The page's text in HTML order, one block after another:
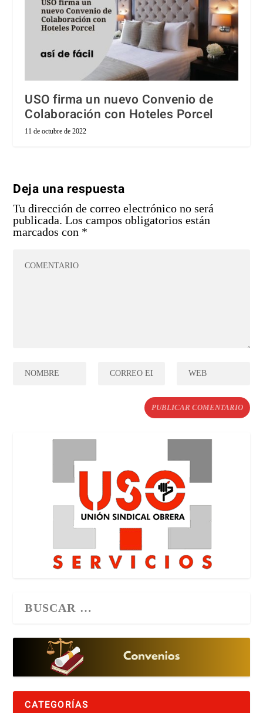
USO firma un nuevo Convenio de
Colaboración con Hoteles Porcel
11 de octubre de 2022
Deja una respuesta
Tu dirección de correo electrónico no será
publicada. Los campos obligatorios están
marcados con *
CATEGORÍAS